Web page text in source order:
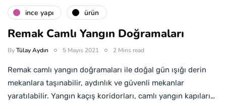
i̇nce yapı ürün
Remak Camlı Yangın Doğramaları
ByTülay Aydın 5 Mayıs 2021 2 Mins read
Remak camlı yangın doğramaları ile doğal gün ışığı derin
mekanlara taşınabilir, aydınlık ve güvenli mekanlar
yaratılabilir. Yangın kaçış koridorları, camlı yangın kapıları…